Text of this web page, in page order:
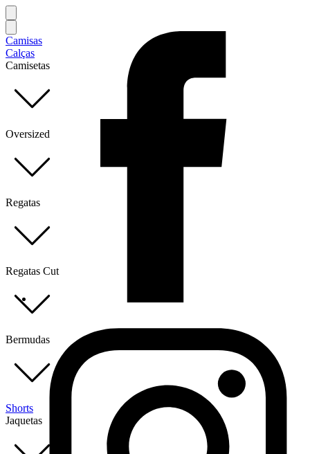
Camisas
Calças
Camisetas
Oversized
Regatas
Regatas Cut
Bermudas
Shorts
Jaquetas